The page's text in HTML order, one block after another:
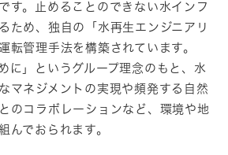
す。止めることのできない水インフ
ため、独自の「水再生エンジニアリ
転管理手法を構築されています。
に」というグループ理念のもと、水
マネジメントの実現や頻発する自然
のコラボレーションなど、環境や地
んでおられます。​